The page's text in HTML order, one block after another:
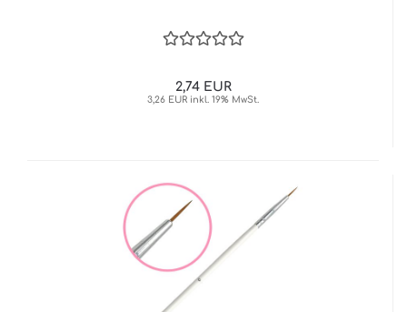
2,74 EUR
3,26 EUR inkl. 19% MwSt.